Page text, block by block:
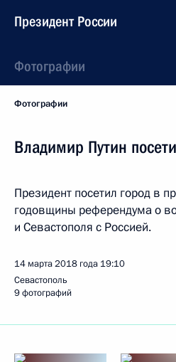
Президент России
Фотографии
Фотографии
Владимир Путин
Президент посетил город в
годовщины референдума о
и Севастополя с Россией.
14 марта 2018 года 19:10
Севастополь
9 фотографий